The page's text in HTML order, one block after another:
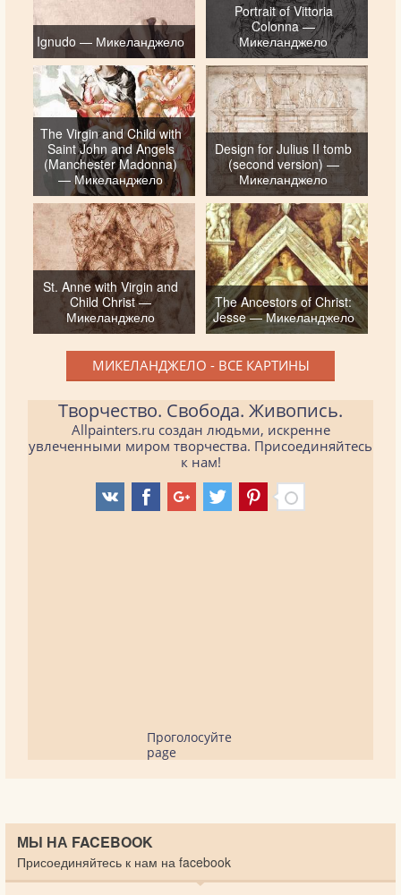
Ignudo — Микеланджело
Portrait of Vittoria
Colonna —
Микеланджело
The Virgin and Child with
Saint John and Angels
(Manchester Madonna)
— Микеланджело
Design for Julius II tomb
(second version) —
Микеланджело
St. Anne with Virgin and
Child Christ —
Микеланджело
The Ancestors of Christ:
Jesse — Микеланджело
МИКЕЛАНДЖЕЛО - ВСЕ КАРТИНЫ
Творчество. Свобода. Живопись.
Allpainters.ru создан людьми, искренне
увлеченными миром творчества. Присоединяйтесь
к нам!
Проголосуйте
page
МЫ НА FACEBOOK
Присоединяйтесь к нам на facebook